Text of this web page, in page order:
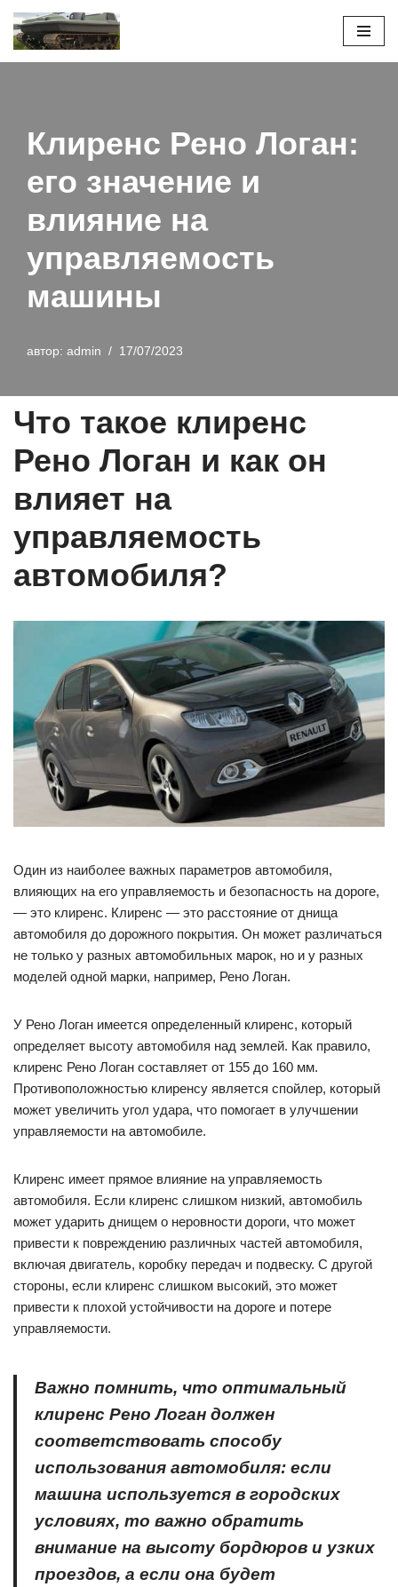
Перейти
Клиренс Рено Логан:
его значение и
влияние на
управляемость
машины
автор: admin 17/07/2023
Что такое клиренс
Рено Логан и как он
влияет на
управляемость
автомобиля?
Один из наиболее важных параметров автомобиля,
влияющих на его управляемость и безопасность на дороге,
— это клиренс. Клиренс — это расстояние от днища
автомобиля до дорожного покрытия. Он может различаться
не только у разных автомобильных марок, но и у разных
моделей одной марки, например, Рено Логан.
У Рено Логан имеется определенный клиренс, который
определяет высоту автомобиля над землей. Как правило,
клиренс Рено Логан составляет от 155 до 160 мм.
Противоположностью клиренсу является спойлер, который
может увеличить угол удара, что помогает в улучшении
управляемости на автомобиле.
Клиренс имеет прямое влияние на управляемость
автомобиля. Если клиренс слишком низкий, автомобиль
может ударить днищем о неровности дороги, что может
привести к повреждению различных частей автомобиля,
включая двигатель, коробку передач и подвеску. С другой
стороны, если клиренс слишком высокий, это может
привести к плохой устойчивости на дороге и потере
управляемости.
Важно помнить, что оптимальный
клиренс Рено Логан должен
соответствовать способу
использования автомобиля: если
машина используется в городских
условиях, то важно обратить
внимание на высоту бордюров и узких
проездов, а если она будет